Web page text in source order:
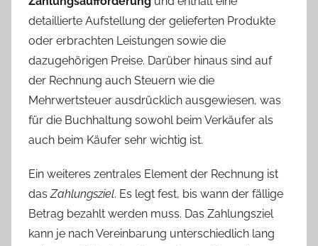
2
5
detaillierte Aufstellung der gelieferten Produkte
oder erbrachten Leistungen sowie die
dazugehörigen Preise. Darüber hinaus sind auf
der Rechnung auch Steuern wie die
Mehrwertsteuer ausdrücklich ausgewiesen, was
für die Buchhaltung sowohl beim Verkäufer als
auch beim Käufer sehr wichtig ist.
Ein weiteres zentrales Element der Rechnung ist
dasZahlungsziel. Es legt fest, bis wann der fällige
Betrag bezahlt werden muss. Das Zahlungsziel
kann je nach Vereinbarung unterschiedlich lang